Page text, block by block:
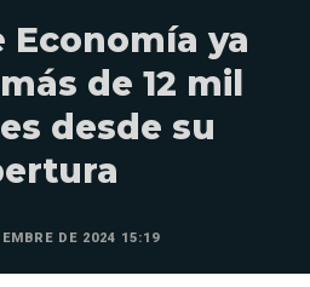
Economía ya
de 12 mil
desde su
DE 2024 15:19